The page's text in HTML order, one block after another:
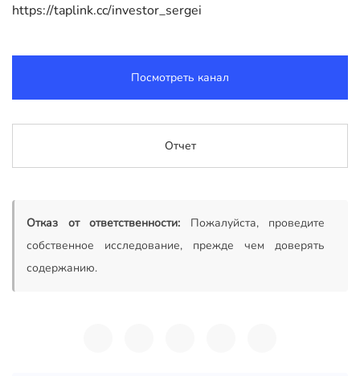
https://taplink.cc/investor_sergei
Посмотреть канал
Отчет
Отказ от ответственности: Пожалуйста, проведите
собственное исследование, прежде чем доверять
содержанию.